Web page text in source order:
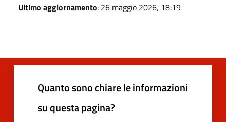
Ultimo aggiornamento: 26 maggio 2026, 18:19
Quanto sono chiare le informazioni
su questa pagina?